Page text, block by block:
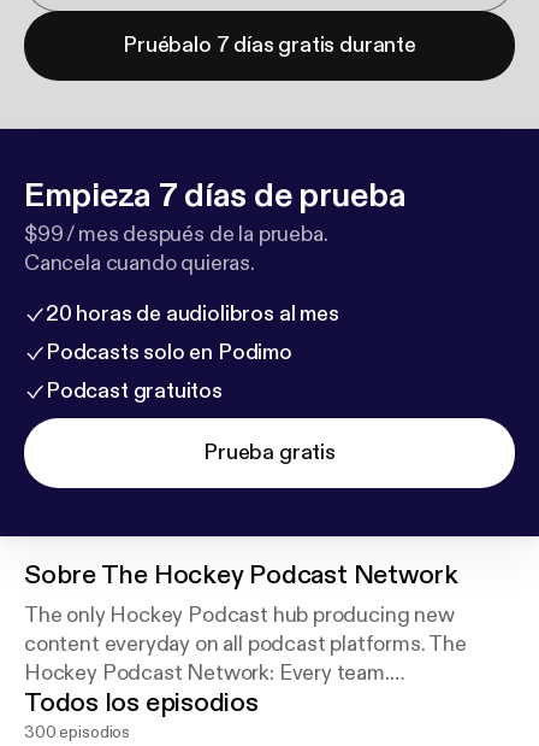
Pruébalo 7 días gratis durante
Empieza 7 días de prueba
$99 / mes después de la prueba.
Cancela cuando quieras.
20 horas de audiolibros al mes
Podcasts solo en Podimo
Podcast gratuitos
Prueba gratis
SobreThe Hockey Podcast Network
The only Hockey Podcast hub producing new
content everyday on all podcast platforms. The
Hockey Podcast Network: Every team.
Everywhere.Social Media: @hockeypodnetWebsite:
thehockeypodcastnetwork.com
Todos los episodios
300 episodios